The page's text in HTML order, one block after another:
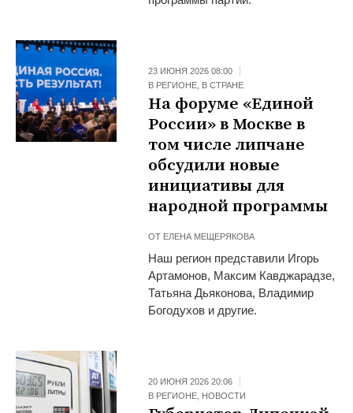
23 ИЮНЯ 2026 08:00
В РЕГИОНЕ, В СТРАНЕ
На форуме «Единой
России» в Москве в
том числе липчане
обсудили новые
инициативы для
народной программы
ОТ ЕЛЕНА МЕЩЕРЯКОВА
Наш регион представили Игорь
Артамонов, Максим Кавджарадзе,
Татьяна Дьяконова, Владимир
Богодухов и другие.
20 ИЮНЯ 2026 20:06
В РЕГИОНЕ, НОВОСТИ